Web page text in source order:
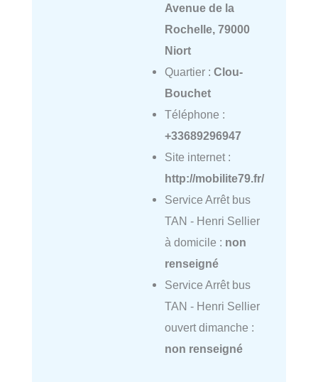
Avenue de la
Rochelle, 79000
Niort
Quartier : Clou-
Bouchet
Téléphone :
+33689296947
Site internet :
http://mobilite79.fr/
Service Arrêt bus
TAN - Henri Sellier
à domicile : non
renseigné
Service Arrêt bus
TAN - Henri Sellier
ouvert dimanche :
non renseigné